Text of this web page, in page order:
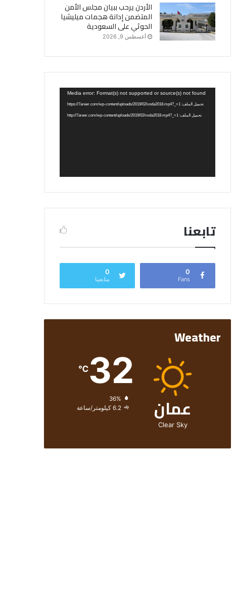
الأردن يرحب ببيان مجلس الأمن
المتضمن إدانة هجمات ميليشيا
الحوثي على السعودية
أغسطس 9, 2026
مشغل
الفيديو
Media error: Format(s) not supported or source(s) not found
تحميل الملف: https://7areer.com/wp-content/uploads/2019/02/voda2018.mp4?_=1
تحميل الملف: http://7areer.com/wp-content/uploads/2019/02/voda2018.mp4?_=1
تابعنا
0
Fans
0
متابعينا
Weather
عمان
Clear Sky
32
℃
الرطوبة:
الرياح:6.2 كيلومتر/ساعة